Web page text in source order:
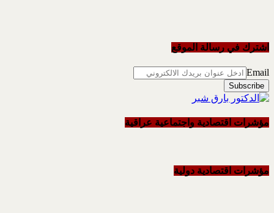
اشترك في رسالة الموقع
Email
مؤشرات اقتصادية واجتماعية عراقية
مؤشرات اقتصادية دولية